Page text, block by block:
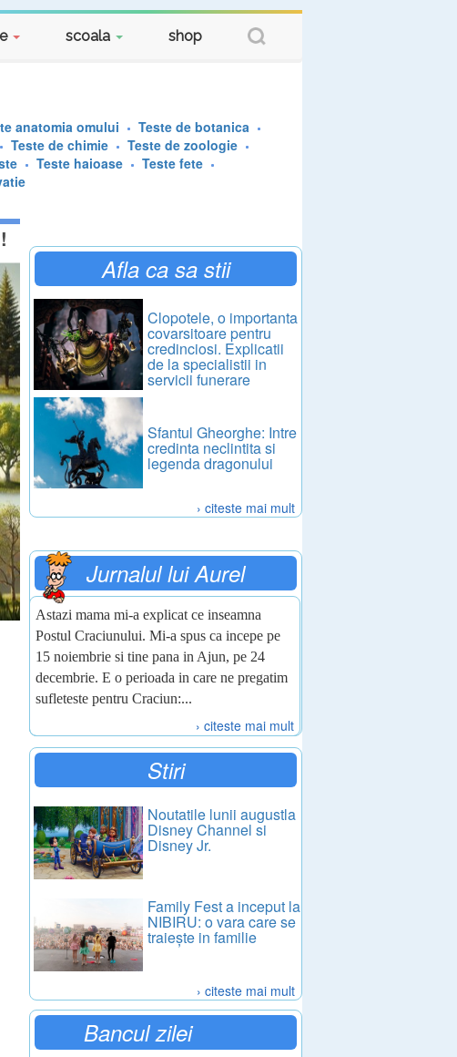
scoala shop
anatomia omului
Teste de botanica
Teste de chimie
Teste de zoologie
Teste haioase
Teste fete
Afla ca sa stii
Clopotele, o importanta
covarsitoare pentru
credinciosi. Explicatii
de la specialistii in
servicii funerare
Sfantul Gheorghe: Intre
credinta neclintita si
legenda dragonului
› citeste mai mult
Jurnalul lui Aurel
Astazi mama mi-a explicat ce inseamna
Postul Craciunului. Mi-a spus ca incepe pe
15 noiembrie si tine pana in Ajun, pe 24
decembrie. E o perioada in care ne pregatim
sufleteste pentru Craciun:...
› citeste mai mult
Stiri
Noutatile lunii augustla
Disney Channel si
Disney Jr.
Family Fest a inceput la
NIBIRU: o vara care se
traiește in familie
› citeste mai mult
Bancul zilei